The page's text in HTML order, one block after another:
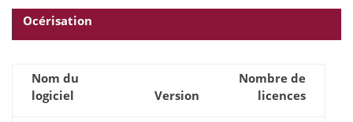
Océrisation
Nom du
logiciel
Version
Nombre de
licences